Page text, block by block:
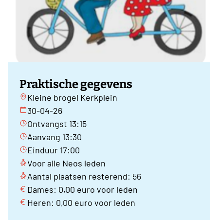
Praktische gegevens
Kleine brogel Kerkplein
30-04-26
Ontvangst 13:15
Aanvang 13:30
Einduur 17:00
Voor alle Neos leden
Aantal plaatsen resterend: 56
Dames: 0,00 euro voor leden
Heren: 0,00 euro voor leden